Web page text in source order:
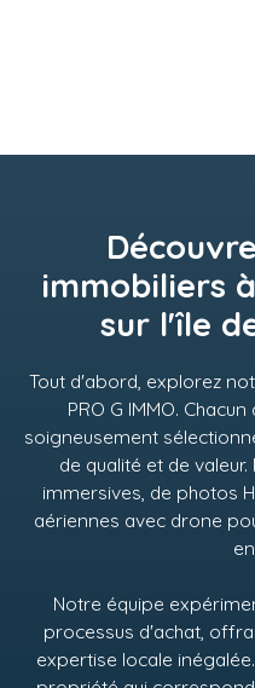
immobiliers
sur l'île
Tout d'abord, explorez
PRO G IMMO.
soigneusement
de qualité et de
immersives, de photos
aériennes avec drone
Notre équipe
processus d'achat,
expertise locale